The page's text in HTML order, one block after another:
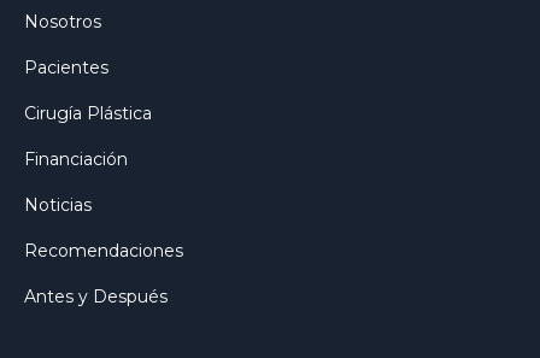
Nosotros
Pacientes
Cirugía Plástica
Financiación
Noticias
Recomendaciones
Antes y Después